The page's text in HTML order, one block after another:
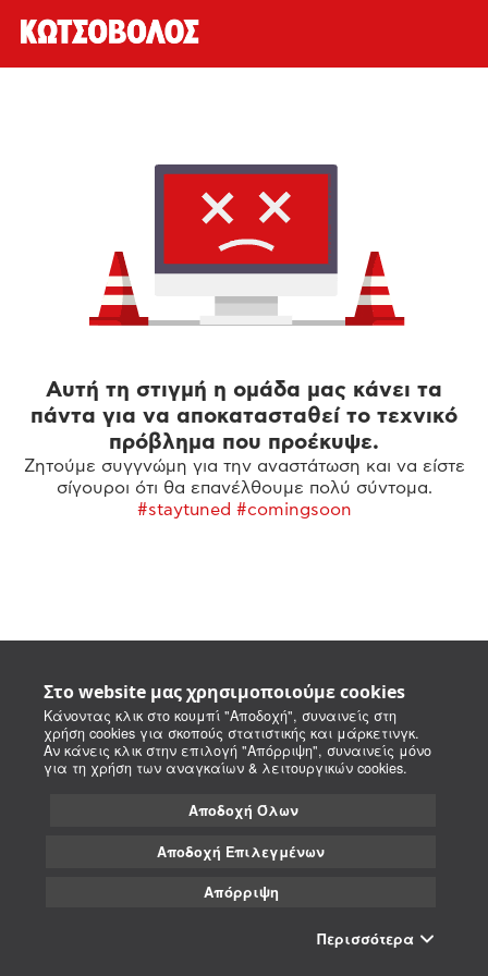
Στο website μας χρησιμοποιούμε cookies
Κάνοντας κλικ στο κουμπί "Αποδοχή", συναινείς στη
χρήση cookies για σκοπούς στατιστικής και μάρκετινγκ.
Αν κάνεις κλικ στην επιλογή "Απόρριψη", συναινείς μόνο
για τη χρήση των αναγκαίων & λειτουργικών cookies.
Αποδοχή Όλων
Αποδοχή Επιλεγμένων
Απόρριψη
Περισσότερα
Αυτή τη στιγμή η ομάδα μας κάνει τα
πάντα για να αποκατασταθεί το τεχνικό
πρόβλημα που προέκυψε.
Ζητούμε συγγνώμη για την αναστάτωση και να είστε
σίγουροι ότι θα επανέλθουμε πολύ σύντομα.
#staytuned #comingsoon